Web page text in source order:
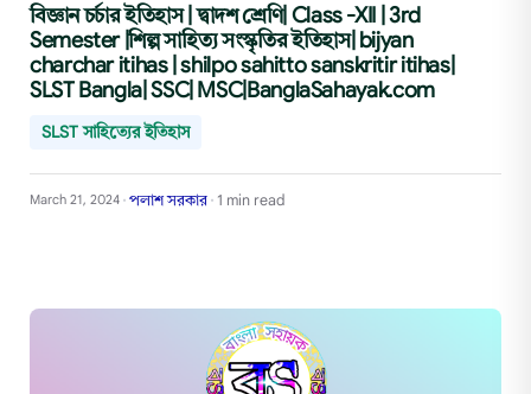
বিজ্ঞান চর্চার ইতিহাস | দ্বাদশ শ্রেণি| Class -XII | 3rd
Semester |শিল্প সাহিত্য সংস্কৃতির ইতিহাস| bijyan
charchar itihas | shilpo sahitto sanskritir itihas|
SLST Bangla| SSC| MSC|BanglaSahayak.com
SLST সাহিত্যের ইতিহাস
March 21, 2024 • পলাশ সরকার • 1 min read